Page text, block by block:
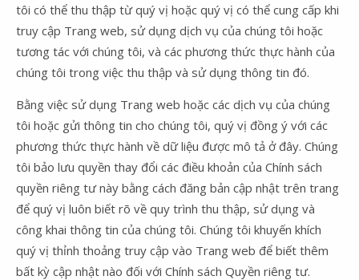
tôi có thể thu thập từ quý vị hoặc quý vị có thể cung cấp khi
truy cập Trang web, sử dụng dịch vụ của chúng tôi hoặc
tương tác với chúng tôi, và các phương thức thực hành của
chúng tôi trong việc thu thập và sử dụng thông tin đó.
Bằng việc sử dụng Trang web hoặc các dịch vụ của chúng
tôi hoặc gửi thông tin cho chúng tôi, quý vị đồng ý với các
phương thức thực hành về dữ liệu được mô tả ở đây. Chúng
tôi bảo lưu quyền thay đổi các điều khoản của Chính sách
quyền riêng tư này bằng cách đăng bản cập nhật trên trang
để quý vị luôn biết rõ về quy trình thu thập, sử dụng và
công khai thông tin của chúng tôi. Chúng tôi khuyến khích
quý vị thỉnh thoảng truy cập vào Trang web để biết thêm
bất kỳ cập nhật nào đối với Chính sách Quyền riêng tư.